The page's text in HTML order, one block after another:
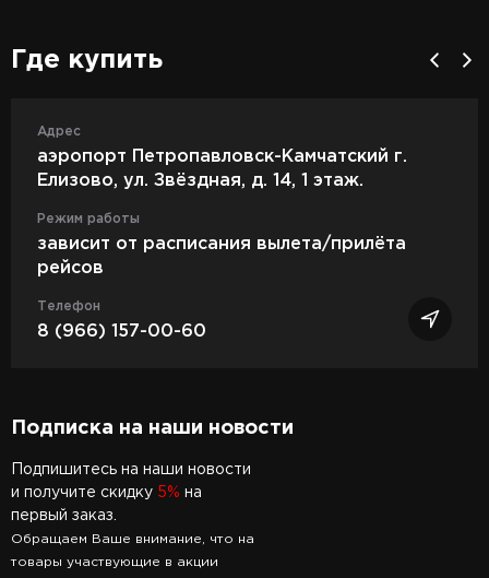
Где купить
Адрес
аэропорт Петропавловск-Камчатский г.
Елизово, ул. Звёздная, д. 14, 1 этаж.
Режим работы
зависит от расписания вылета/прилёта
рейсов
Телефон
8 (966) 157-00-60
Подписка на наши новости
Подпишитесь на наши новости
и получите скидку 5% на
первый заказ.
Обращаем Ваше внимание, что на
товары участвующие в акции